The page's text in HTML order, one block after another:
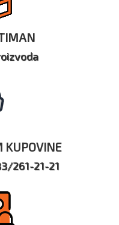
KUPOVINE
261-21-21